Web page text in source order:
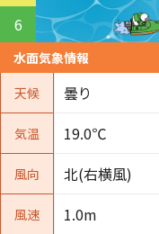
6
水面気象情報
天候
曇り
気温 19.0℃
風向 北(右横風)
風速 1.0m